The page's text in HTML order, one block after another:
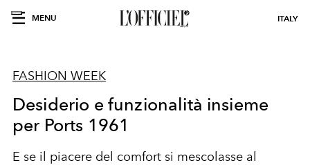
MENU ITALY
FASHION WEEK
Desiderio e funzionalità insieme
per Ports 1961
E se il piacere del comfort si mescolasse al